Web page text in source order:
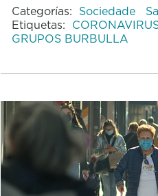
Categorías: Sociedade
Etiquetas:
GRUPOS BURBULLA